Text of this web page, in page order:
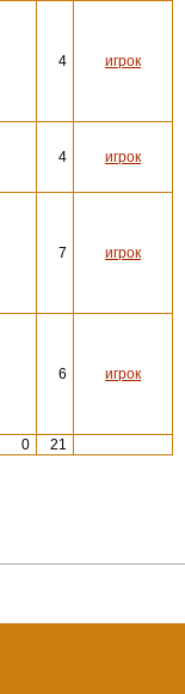
4 игрок
4 игрок
7 игрок
6 игрок
0 21